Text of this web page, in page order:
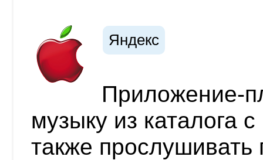
Яндекс
Приложение-
музыку из каталога
также прослушивать